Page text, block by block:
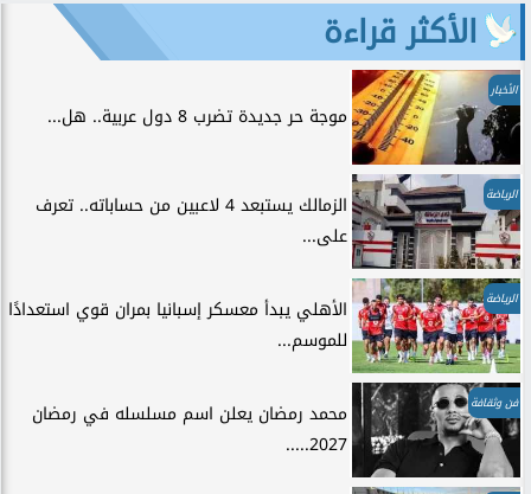
الأكثر قراءة
الأخبار
موجة حر جديدة تضرب 8 دول عربية.. هل...
الرياضة
الزمالك يستبعد 4 لاعبين من حساباته.. تعرف
على...
الرياضة
الأهلي يبدأ معسكر إسبانيا بمران قوي استعدادًا
للموسم...
فن وثقافة
محمد رمضان يعلن اسم مسلسله في رمضان
2027.....